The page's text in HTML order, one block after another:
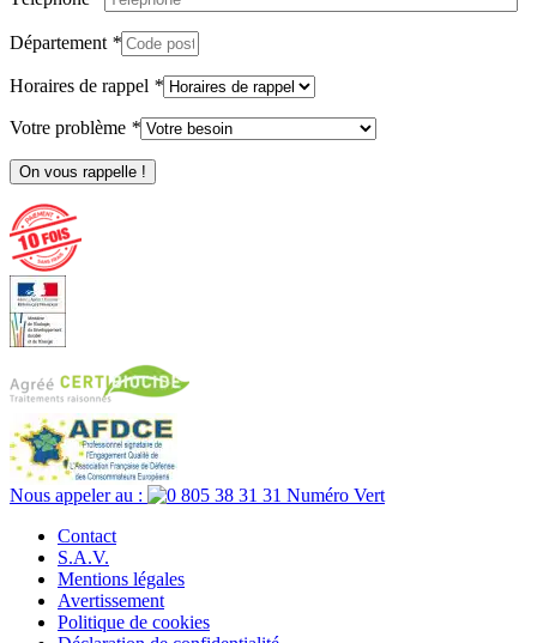
Département *
Horaires de rappel *
Votre problème *
Nous appeler au :
Contact
S.A.V.
Mentions légales
Avertissement
Politique de cookies